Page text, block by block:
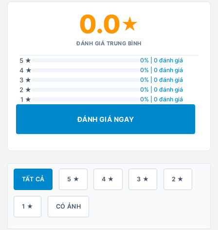
0.0★
ĐÁNH GIÁ TRUNG BÌNH
5 ★ 0% | 0 đánh giá
4 ★ 0% | 0 đánh giá
3 ★ 0% | 0 đánh giá
2 ★ 0% | 0 đánh giá
1 ★ 0% | 0 đánh giá
ĐÁNH GIÁ NGAY
TẤT CẢ 5 ★ 4 ★ 3 ★ 2 ★
1 ★ CÓ ẢNH